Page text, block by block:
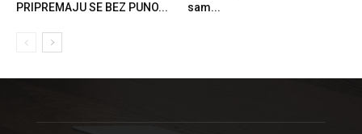
PRIPREMAJU SE BEZ PUNO...
sam...